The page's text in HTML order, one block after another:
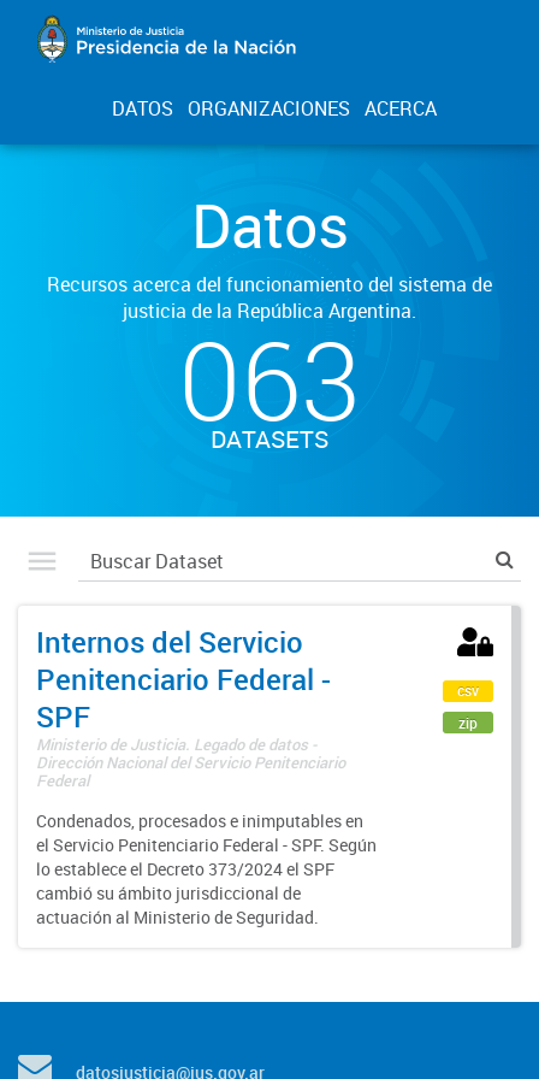
DATOS ORGANIZACIONES ACERCA
Datos
Recursos acerca del funcionamiento del sistema de
justicia de la República Argentina.
063
DATASETS
Internos del Servicio
Penitenciario Federal -
SPF
Ministerio de Justicia. Legado de datos -
Dirección Nacional del Servicio Penitenciario
Federal
Condenados, procesados e inimputables en
el Servicio Penitenciario Federal - SPF. Según
lo establece el Decreto 373/2024 el SPF
cambió su ámbito jurisdiccional de
actuación al Ministerio de Seguridad.
csv
zip
datosjusticia@jus.gov.ar